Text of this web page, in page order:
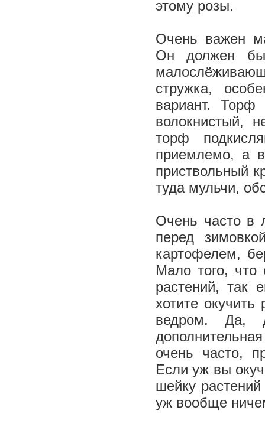
этому розы.
Очень важен
Он должен
стружка,
вариант. Торф
волокнистый,
торф
приемлемо, а
приствольный
туда мульчи,
Очень часто в
перед
картофелем,
Мало того,
растений, так
хотите
ведром. Да,
очень часто,
Если уж вы
шейку
уж вообще